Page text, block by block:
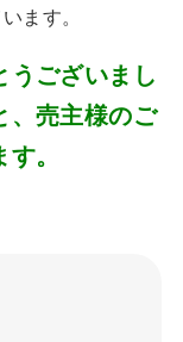
ます。
うございまし
、売主様のご
。